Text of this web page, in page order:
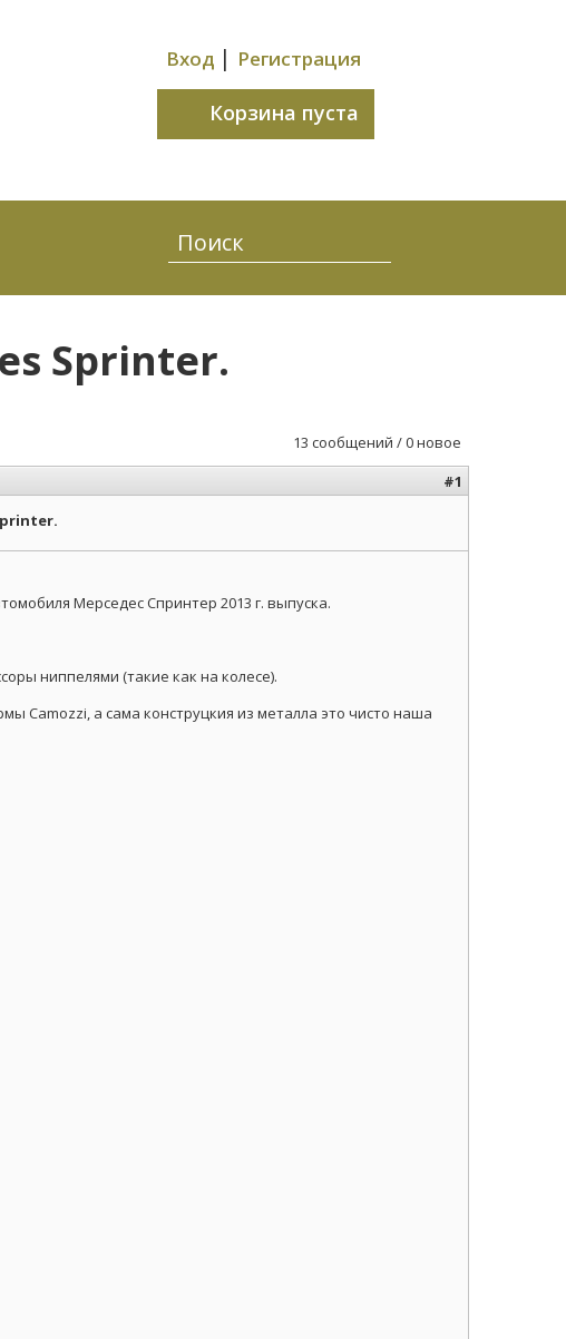
Вход | Регистрация
Корзина пуста
Sprinter.
13 сообщений / 0 новое
#1
Мерседес Спринтер 2013 г. выпуска.
ниппелями (такие как на колесе).
Camozzi, а сама конструцкия из металла это чисто наша